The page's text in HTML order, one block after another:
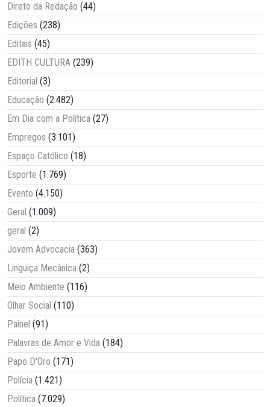
Direto da Redação (44)
Edições (238)
Editais (45)
EDITH CULTURA (239)
Editorial (3)
Educação (2.482)
Em Dia com a Política (27)
Empregos (3.101)
Espaço Católico (18)
Esporte (1.769)
Evento (4.150)
Geral (1.009)
geral (2)
Jovem Advocacia (363)
Linguiça Mecânica (2)
Meio Ambiente (116)
Olhar Social (110)
Painel (91)
Palavras de Amor e Vida (184)
Papo D'Oro (171)
Polícia (1.421)
Política (7.029)